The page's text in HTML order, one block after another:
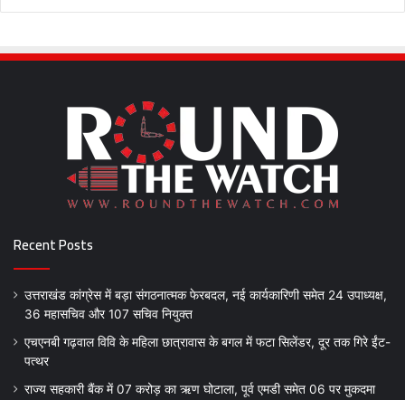
Recent Posts
उत्तराखंड कांग्रेस में बड़ा संगठनात्मक फेरबदल, नई कार्यकारिणी समेत 24 उपाध्यक्ष,
36 महासचिव और 107 सचिव नियुक्त
एचएनबी गढ़वाल विवि के महिला छात्रावास के बगल में फटा सिलेंडर, दूर तक गिरे ईंट-
पत्थर
राज्य सहकारी बैंक में 07 करोड़ का ऋण घोटाला, पूर्व एमडी समेत 06 पर मुकदमा